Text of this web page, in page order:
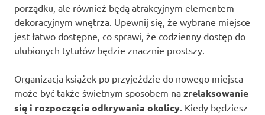
porządku, ale również będą atrakcyjnym elementem
dekoracyjnym wnętrza. Upewnij się, że wybrane miejsce
jest łatwo dostępne, co sprawi, że codzienny dostęp do
ulubionych tytułów będzie znacznie prostszy.
Organizacja książek po przyjeździe do nowego miejsca
może być także świetnym sposobem na zrelaksowanie
się i rozpoczęcie odkrywania okolicy . Kiedy będziesz